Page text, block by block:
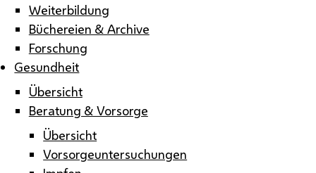
Weiterbildung
Büchereien & Archive
Forschung
Gesundheit
Übersicht
Beratung & Vorsorge
Übersicht
Vorsorgeuntersuchungen